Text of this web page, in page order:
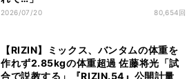
2026/07/20 80,654回
【RIZIN】ミックス、バンタムの体重を
作れず2.85kgの体重超過 佐藤将光「試
合で説教する」『RIZIN.54』公開計量